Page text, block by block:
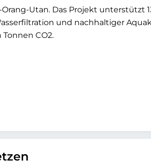
Utan. Das Projekt unterstützt
und nachhaltiger
CO2.